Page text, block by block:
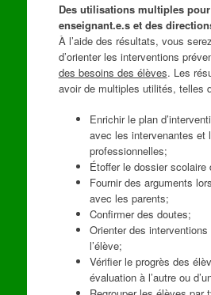
Des utilisations multiples
enseignant.e.s et des
À l’aide des résultats, vous
d’orienter les interventions
des besoins des élèves. Les
avoir de multiples utilités, telles
Enrichir le plan
avec les intervenantes et
professionnelles;
Étoffer le dossier scolaire
Fournir des arguments
avec les parents;
Confirmer des doutes;
Orienter des
l’élève;
Vérifier le progrès des
évaluation à l’autre ou